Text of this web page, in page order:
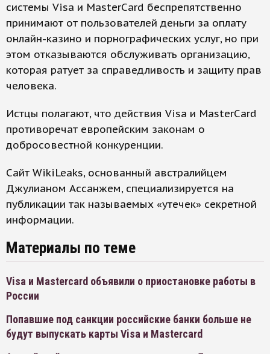
системы Visa и MasterCard беспрепятственно
принимают от пользователей деньги за оплату
онлайн-казино и порнографических услуг, но при
этом отказываются обслуживать организацию,
которая ратует за справедливость и защиту прав
человека.
Истцы полагают, что действия Visa и MasterCard
противоречат европейским законам о
добросовестной конкуренции.
Сайт WikiLeaks, основанный австралийцем
Джулианом Ассанжем, специализируется на
публикации так называемых «утечек» секретной
информации.
Материалы по теме
Visa и Mastercard объявили о приостановке работы в
России
Попавшие под санкции российские банки больше не
будут выпускать карты Visa и Mastercard